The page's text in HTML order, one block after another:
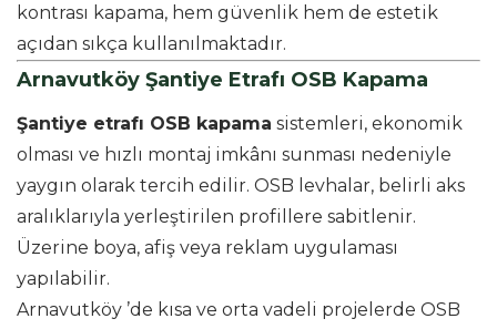
kontrası kapama, hem güvenlik hem de estetik
açıdan sıkça kullanılmaktadır.
Arnavutköy Şantiye Etrafı OSB Kapama
Şantiye etrafı OSB kapama sistemleri, ekonomik
olması ve hızlı montaj imkânı sunması nedeniyle
yaygın olarak tercih edilir. OSB levhalar, belirli aks
aralıklarıyla yerleştirilen profillere sabitlenir.
Üzerine boya, afiş veya reklam uygulaması
yapılabilir.
Arnavutköy ’de kısa ve orta vadeli projelerde OSB